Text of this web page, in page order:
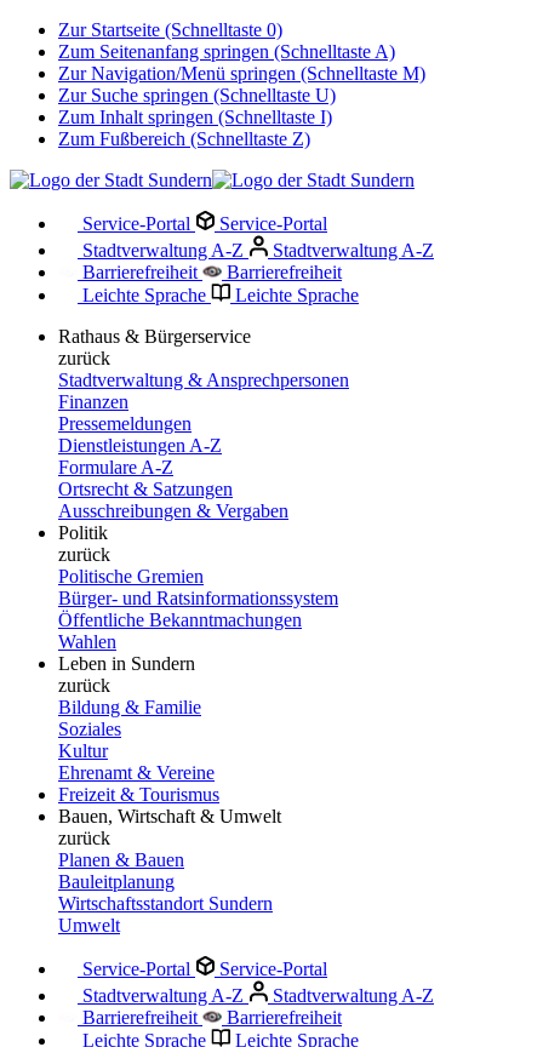
Zur Startseite (Schnelltaste 0)
Zum Seitenanfang springen (Schnelltaste A)
Zur Navigation/Menü springen (Schnelltaste M)
Zur Suche springen (Schnelltaste U)
Zum Inhalt springen (Schnelltaste I)
Zum Fußbereich (Schnelltaste Z)
Service-Portal
Service-Portal
Stadtverwaltung A-Z
Stadtverwaltung A-Z
Barrierefreiheit
Barrierefreiheit
Leichte Sprache
Leichte Sprache
Rathaus & Bürgerservice
zurück
Stadtverwaltung & Ansprechpersonen
Finanzen
Pressemeldungen
Dienstleistungen A-Z
Formulare A-Z
Ortsrecht & Satzungen
Ausschreibungen & Vergaben
Politik
zurück
Politische Gremien
Bürger- und Ratsinformationssystem
Öffentliche Bekanntmachungen
Wahlen
Leben in Sundern
zurück
Bildung & Familie
Soziales
Kultur
Ehrenamt & Vereine
Freizeit & Tourismus
Bauen, Wirtschaft & Umwelt
zurück
Planen & Bauen
Bauleitplanung
Wirtschaftsstandort Sundern
Umwelt
Service-Portal
Service-Portal
Stadtverwaltung A-Z
Stadtverwaltung A-Z
Barrierefreiheit
Barrierefreiheit
Leichte Sprache
Leichte Sprache